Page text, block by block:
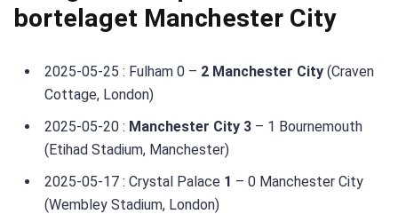
bortelaget Manchester City
2025-05-25 : Fulham 0 – 2 Manchester City (Craven
Cottage, London)
2025-05-20 : Manchester City 3 – 1 Bournemouth
(Etihad Stadium, Manchester)
2025-05-17 : Crystal Palace 1 – 0 Manchester City
(Wembley Stadium, London)